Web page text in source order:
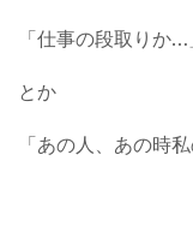
「仕事の段取りか…
とか
「あの人、あの時